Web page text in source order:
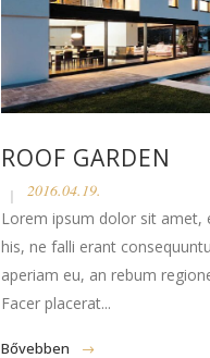
ROOF GARDEN
2016.04.19.
Lorem ipsum dolor sit amet,
his, ne falli erant
aperiam eu, an rebum
Facer placerat...
Bővebben